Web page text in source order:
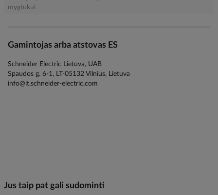
mygtukui
Gamintojas arba atstovas ES
Schneider Electric Lietuva, UAB
Spaudos g. 6-1, LT-05132 Vilnius, Lietuva
info@lt.schneider-electric.com
Jus taip pat gali sudominti